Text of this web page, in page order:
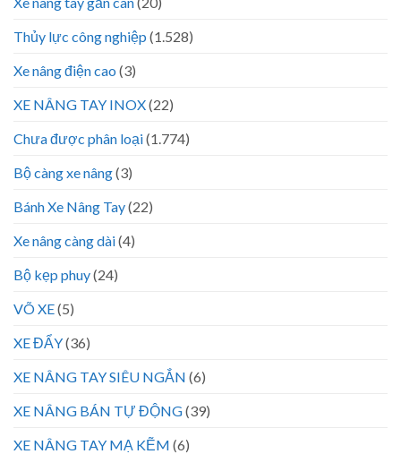
Thủy lực công nghiệp (1.528)
Xe nâng điện cao (3)
XE NÂNG TAY INOX(22)
Chưa được phân loại(1.774)
Bộ càng xe nâng(3)
Bánh Xe Nâng Tay(22)
Xe nâng càng dài(4)
Bộ kẹp phuy(24)
VÕ XE(5)
XE ĐẨY(36)
XE NÂNG TAY SIÊU NGẮN (6)
XE NÂNG BÁN TỰ ĐỘNG(39)
XE NÂNG TAY MẠ KẼM (6)